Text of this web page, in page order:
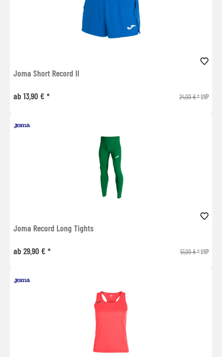
Joma Short Record II
ab 13,90 € * 24,00 € *UVP
Joma Record Long Tights
ab 29,90 € * 51,00 € *UVP